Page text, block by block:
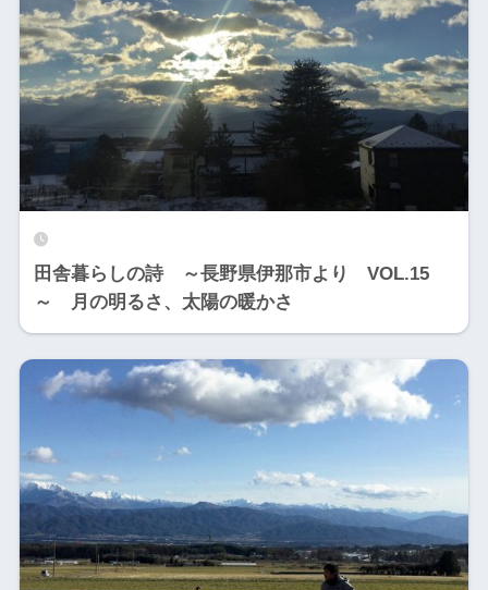
田舎暮らしの詩 ～長野県伊那市より VOL.15
～ 月の明るさ、太陽の暖かさ